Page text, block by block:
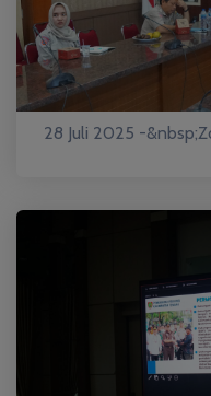
28 Juli 2025 -